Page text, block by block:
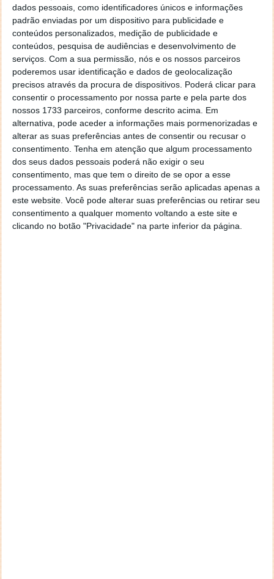
dados pessoais, como identificadores únicos e informações
padrão enviadas por um dispositivo para publicidade e
conteúdos personalizados, medição de publicidade e
conteúdos, pesquisa de audiências e desenvolvimento de
serviços. Com a sua permissão, nós e os nossos parceiros
poderemos usar identificação e dados de geolocalização
precisos através da procura de dispositivos. Poderá clicar para
consentir o processamento por nossa parte e pela parte dos
nossos 1733 parceiros, conforme descrito acima. Em
alternativa, pode aceder a informações mais pormenorizadas e
alterar as suas preferências antes de consentir ou recusar o
consentimento. Tenha em atenção que algum processamento
dos seus dados pessoais poderá não exigir o seu
consentimento, mas que tem o direito de se opor a esse
processamento. As suas preferências serão aplicadas apenas a
este website. Você pode alterar suas preferências ou retirar seu
consentimento a qualquer momento voltando a este site e
clicando no botão "Privacidade" na parte inferior da página.
Proponha uma correção, faça uma sugestão
Autor:Marisa Pinto
PRÓXIMO ARTIGO
Jogo online: Há crianças com 13 anos a jogar a
dinheiro
ARTIGO ANTERIOR
Criptomoedas culpadas da falência do Silicon Valley
Bank, diz o FMI